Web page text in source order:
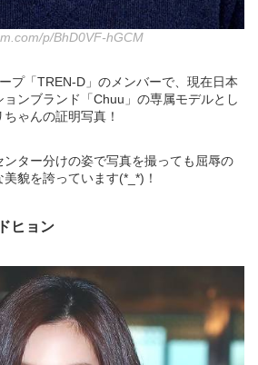
p/BhD0VF-hGCM
プ「TREN-D」のメンバーで、現在日本
ンブランド「Chuu」の専属モデルとし
ゃんの証明写真！
ター分けの姿で写真を撮っても屈辱の
貌を誇っています(*_*)！
ヒョン